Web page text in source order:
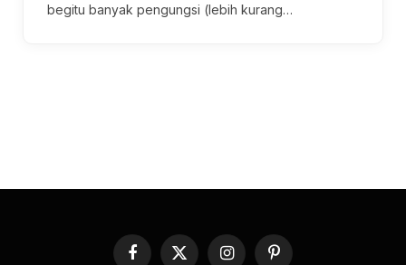
begitu banyak pengungsi (lebih kurang…
Facebook
X InstagramPinterest